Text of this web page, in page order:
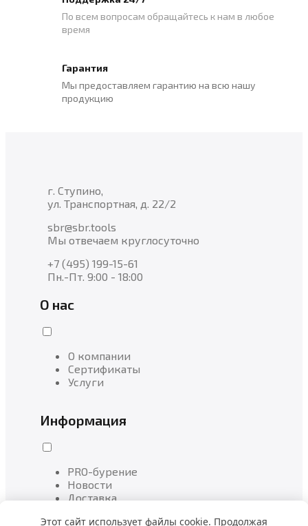
По всем вопросам обращайтесь к нам в любое
время
Гарантия
Мы предоставляем гарантию на всю нашу
продукцию
г. Ступино,
ул. Транспортная, д. 22/2
sbr@sbr.tools
Мы отвечаем круглосуточно
+7 (495) 199-15-61
Пн.-Пт. 9:00 - 18:00
О нас
О компании
Сертификаты
Услуги
Информация
PRO-бурение
Новости
Доставка
Этот сайт использует файлы cookie. Продолжая